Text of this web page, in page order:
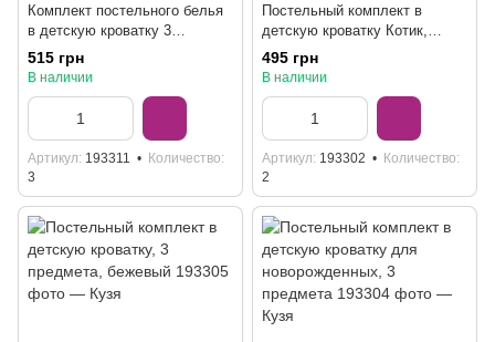
Комплект постельного белья
в детскую кроватку 3
предмета 120 x 60 см, Котик,
розовый
515 грн
В наличии
Артикул 193311
Количество
3
Постельный комплект в
детскую кроватку Котик,
розовый
495 грн
В наличии
Артикул 193302
Количество
2